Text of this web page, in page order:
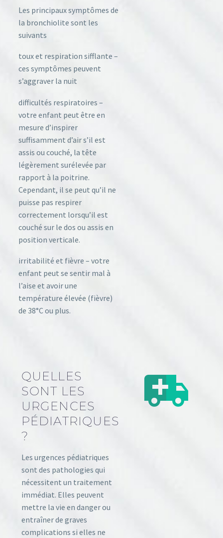
Les principaux symptômes de
la bronchiolite sont les
suivants
toux et respiration sifflante –
ces symptômes peuvent
s’aggraver la nuit
difficultés respiratoires –
votre enfant peut être en
mesure d’inspirer
suffisamment d’air s’il est
assis ou couché, la tête
légèrement surélevée par
rapport à la poitrine.
Cependant, il se peut qu’il ne
puisse pas respirer
correctement lorsqu’il est
couché sur le dos ou assis en
position verticale.
irritabilité et fièvre – votre
enfant peut se sentir mal à
l’aise et avoir une
température élevée (fièvre)
de 38°C ou plus.
QUELLES
SONT LES
URGENCES
PÉDIATRIQUES
?
Les urgences pédiatriques
sont des pathologies qui
nécessitent un traitement
immédiat. Elles peuvent
mettre la vie en danger ou
entraîner de graves
complications si elles ne